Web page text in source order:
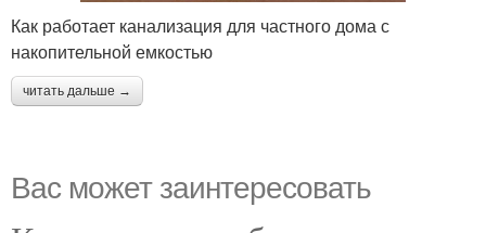
Как работает канализация для частного дома с
накопительной емкостью
читать дальше →
Вас может заинтересовать